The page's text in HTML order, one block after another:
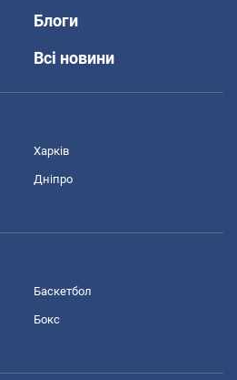
Блоги
Всі новини
Харків
Дніпро
Баскетбол
Бокс